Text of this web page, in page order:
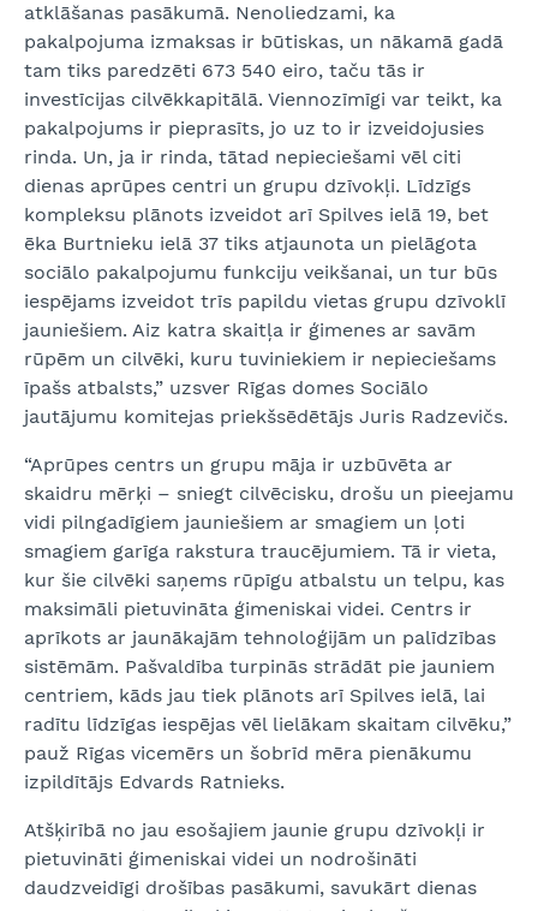
atklāšanas pasākumā. Nenoliedzami, ka
pakalpojuma izmaksas ir būtiskas, un nākamā gadā
tam tiks paredzēti 673 540 eiro, taču tās ir
investīcijas cilvēkkapitālā. Viennozīmīgi var teikt, ka
pakalpojums ir pieprasīts, jo uz to ir izveidojusies
rinda. Un, ja ir rinda, tātad nepieciešami vēl citi
dienas aprūpes centri un grupu dzīvokļi. Līdzīgs
kompleksu plānots izveidot arī Spilves ielā 19, bet
ēka Burtnieku ielā 37 tiks atjaunota un pielāgota
sociālo pakalpojumu funkciju veikšanai, un tur būs
iespējams izveidot trīs papildu vietas grupu dzīvoklī
jauniešiem. Aiz katra skaitļa ir ģimenes ar savām
rūpēm un cilvēki, kuru tuviniekiem ir nepieciešams
īpašs atbalsts,” uzsver Rīgas domes Sociālo
jautājumu komitejas priekšsēdētājs Juris Radzevičs.
“Aprūpes centrs un grupu māja ir uzbūvēta ar
skaidru mērķi – sniegt cilvēcisku, drošu un pieejamu
vidi pilngadīgiem jauniešiem ar smagiem un ļoti
smagiem garīga rakstura traucējumiem. Tā ir vieta,
kur šie cilvēki saņems rūpīgu atbalstu un telpu, kas
maksimāli pietuvināta ģimeniskai videi. Centrs ir
aprīkots ar jaunākajām tehnoloģijām un palīdzības
sistēmām. Pašvaldība turpinās strādāt pie jauniem
centriem, kāds jau tiek plānots arī Spilves ielā, lai
radītu līdzīgas iespējas vēl lielākam skaitam cilvēku,”
pauž Rīgas vicemērs un šobrīd mēra pienākumu
izpildītājs Edvards Ratnieks.
Atšķirībā no jau esošajiem jaunie grupu dzīvokļi ir
pietuvināti ģimeniskai videi un nodrošināti
daudzveidīgi drošības pasākumi, savukārt dienas